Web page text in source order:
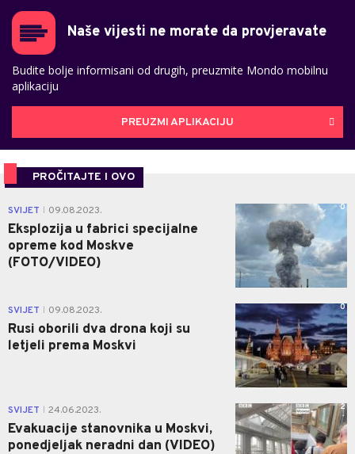
Naše vijesti ne morate da provjeravate
Budite bolje informisani od drugih, preuzmite Mondo mobilnu
aplikaciju
PREUZMI APLIKACIJU
PROČITAJTE I OVO
SVIJET 09.08.2023.
Eksplozija u fabrici specijalne
opreme kod Moskve
(FOTO/VIDEO)
0
SVIJET 09.08.2023.
Rusi oborili dva drona koji su
letjeli prema Moskvi
0
SVIJET 24.06.2023.
Evakuacije stanovnika u Moskvi,
ponedjeljak neradni dan (VIDEO)
2